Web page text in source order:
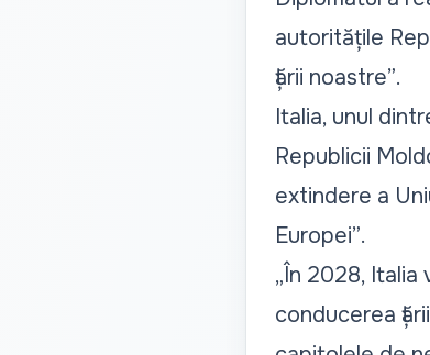
autoritățile
țării noastre”.
Italia, unul
Republicii
extindere a
Europei”.
„În 2028,
conducerea